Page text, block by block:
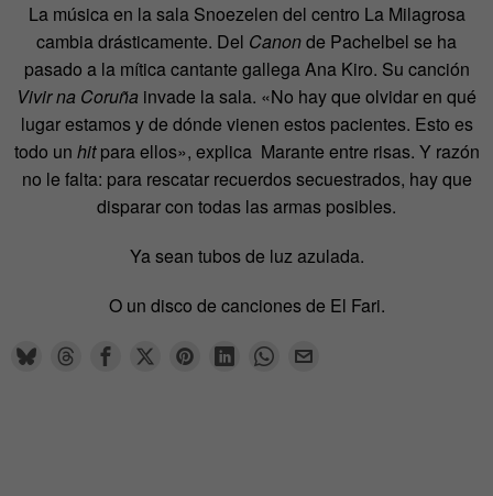
La música en la sala Snoezelen del centro La Milagrosa
cambia drásticamente. Del Canonde Pachelbel se ha
pasado a la mítica cantante gallega Ana Kiro. Su canción
Vivir na Coruña invade la sala. «No hay que olvidar en qué
lugar estamos y de dónde vienen estos pacientes. Esto es
todo un hitpara ellos», explica Marante entre risas. Y razón
no le falta: para rescatar recuerdos secuestrados, hay que
disparar con todas las armas posibles.
Ya sean tubos de luz azulada.
O un disco de canciones de El Fari.